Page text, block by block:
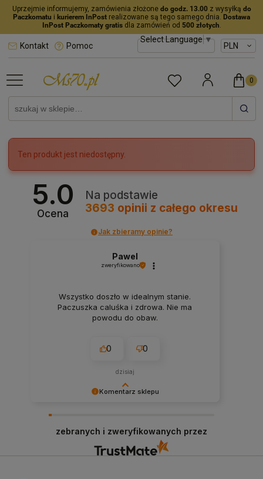
Uprzejmie informujemy, zamówienia złożone do godz. 13.00z wysyłką do
Paczkomatu i kurierem InPost realizowane są tego samego dnia. Dostawa
InPost Paczkomaty gratisdla zamówień od 500 złotych.
Select Language▼
Kontakt Pomoc
Ten produkt jest niedostępny.
5.0
Ocena
Na podstawie
3693 opinii z całego okresu
Jak zbieramy opinie?
Komentarz sklepu
Jest to dla nas największa nagroda. Do
zobaczenia przy kolejnych zakupach!
Pawel
zweryfikowano
Wszystko doszło w idealnym stanie.
Paczuszka caluśka i zdrowa. Nie ma
powodu do obaw.
0 0
dzisiaj
zebranych i zweryfikowanych przez